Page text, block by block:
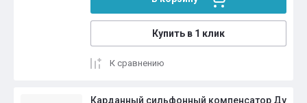
Купить в 1 клик
К сравнению
Карданный сильфонный компенсатор Ду